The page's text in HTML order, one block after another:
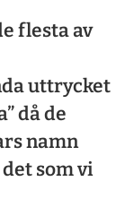
flesta av
uttrycket
då de
namn
som vi